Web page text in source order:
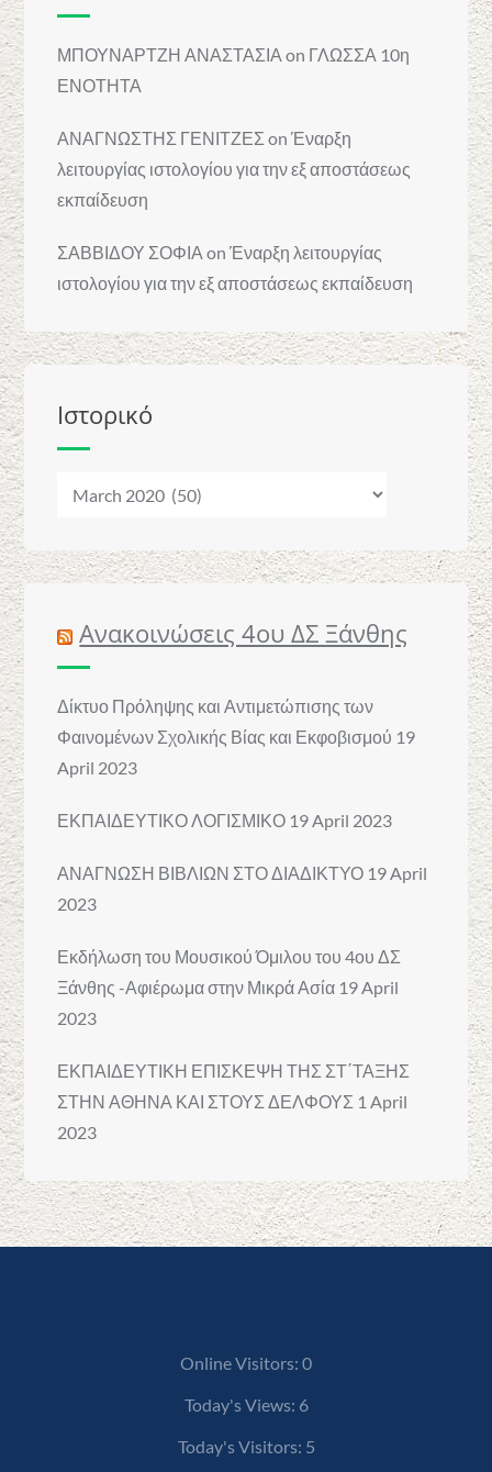
ΜΠΟΥΝΑΡΤΖΗ ΑΝΑΣΤΑΣΙΑ on ΓΛΩΣΣΑ 10η
ΕΝΟΤΗΤΑ
ΑΝΑΓΝΩΣΤΗΣ ΓΕΝΙΤΖΕΣ onΈναρξη
λειτουργίας ιστολογίου για την εξ αποστάσεως
εκπαίδευση
ΣΑΒΒΙΔΟΥ ΣΟΦΙΑ onΈναρξη λειτουργίας
ιστολογίου για την εξ αποστάσεως εκπαίδευση
Ιστορικό
Ιστορικό
Ανακοινώσεις 4ου ΔΣ Ξάνθης
Δίκτυο Πρόληψης και Αντιμετώπισης των
Φαινομένων Σχολικής Βίας και Εκφοβισμού 19
April 2023
ΕΚΠΑΙΔΕΥΤΙΚΟ ΛΟΓΙΣΜΙΚΟ 19 April 2023
ΑΝΑΓΝΩΣΗ ΒΙΒΛΙΩΝ ΣΤΟ ΔΙΑΔΙΚΤΥΟ 19 April
2023
Εκδήλωση του Μουσικού Όμιλου του 4ου ΔΣ
Ξάνθης -Αφιέρωμα στην Μικρά Ασία 19 April
2023
ΕΚΠΑΙΔΕΥΤΙΚΗ ΕΠΙΣΚΕΨΗ ΤΗΣ ΣΤ΄ΤΑΞΗΣ
ΣΤΗΝ ΑΘΗΝΑ ΚΑΙ ΣΤΟΥΣ ΔΕΛΦΟΥΣ 1 April
2023
Online Visitors: 0
Today's Views: 6
Today's Visitors: 5